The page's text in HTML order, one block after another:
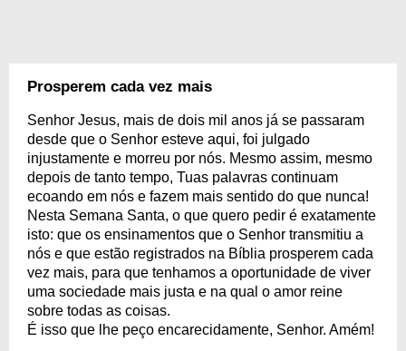
Prosperem cada vez mais
Senhor Jesus, mais de dois mil anos já se passaram
desde que o Senhor esteve aqui, foi julgado
injustamente e morreu por nós. Mesmo assim, mesmo
depois de tanto tempo, Tuas palavras continuam
ecoando em nós e fazem mais sentido do que nunca!
Nesta Semana Santa, o que quero pedir é exatamente
isto: que os ensinamentos que o Senhor transmitiu a
nós e que estão registrados na Bíblia prosperem cada
vez mais, para que tenhamos a oportunidade de viver
uma sociedade mais justa e na qual o amor reine
sobre todas as coisas.
É isso que lhe peço encarecidamente, Senhor. Amém!